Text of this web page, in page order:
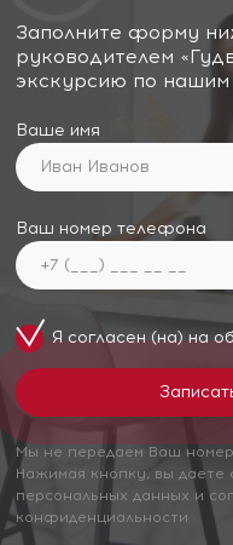
Заполните форму
руководителем
экскурсию по
Ваше имя
Ваш номер телефона
Я согласен (на) на
Мы не передаем Ваш
Нажимая кнопку, вы даете
персональных данных и
конфиденциальности